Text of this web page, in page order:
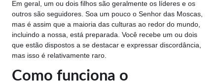
Em geral, um ou dois filhos são geralmente os líderes e os
outros são seguidores. Soa um pouco o Senhor das Moscas,
mas é assim que a maioria das culturas ao redor do mundo,
incluindo a nossa, está preparada. Você recebe um ou dois
que estão dispostos a se destacar e expressar discordância,
mas isso é relativamente raro.
Como funciona o